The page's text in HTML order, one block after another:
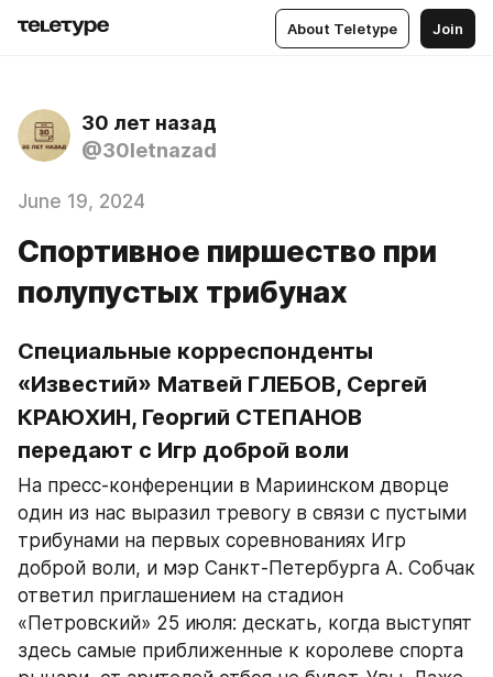
About Teletype Join
30 лет назад
@30letnazad
June 19, 2024
Спортивное пиршество при
полупустых трибунах
Специальные корреспонденты
«Известий» Матвей ГЛЕБОВ, Сергей
КРАЮХИН, Георгий СТЕПАНОВ
передают с Игр доброй воли
На пресс-конференции в Мариинском дворце
один из нас выразил тревогу в связи с пустыми
трибунами на первых соревнованиях Игр
доброй воли, и мэр Санкт-Петербурга А. Собчак
ответил приглашением на стадион
«Петровский» 25 июля: дескать, когда выступят
здесь самые приближенные к королеве спорта